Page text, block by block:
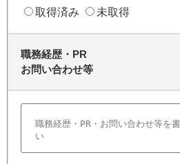
取得済み 未取得
職務経歴・PR
お問い合わせ等